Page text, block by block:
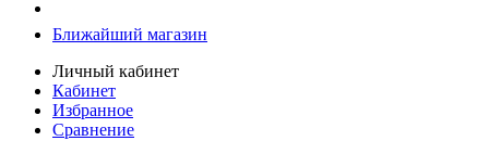
Ближайший магазин
Личный кабинет
Кабинет
Избранное
Сравнение